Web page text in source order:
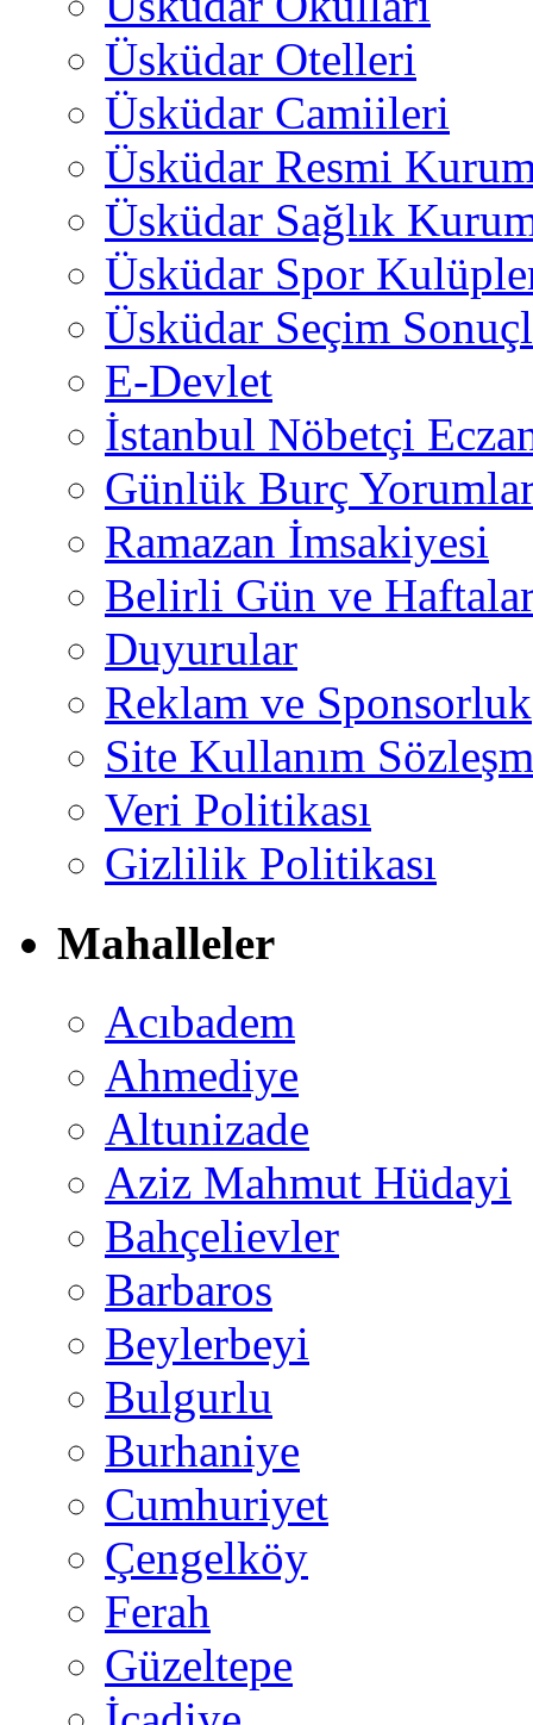
Üsküdar Otelleri
Üsküdar Camiileri
Üsküdar Resmi
Üsküdar Sağlık
Üsküdar Spor
Üsküdar Seçim
E-Devlet
İstanbul Nöbetçi
Günlük Burç
Ramazan İmsakiyesi
Belirli Gün ve
Duyurular
Reklam ve Sponsorluk
Site Kullanım
Veri Politikası
Gizlilik Politikası
Mahalleler
Acıbadem
Ahmediye
Altunizade
Aziz Mahmut Hüdayi
Bahçelievler
Barbaros
Beylerbeyi
Bulgurlu
Burhaniye
Cumhuriyet
Çengelköy
Ferah
Güzeltepe